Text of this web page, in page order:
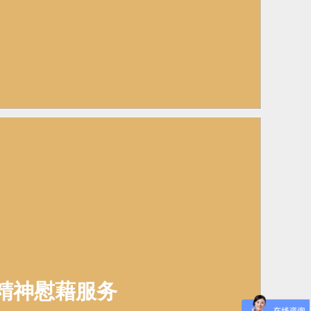
神慰藉服务